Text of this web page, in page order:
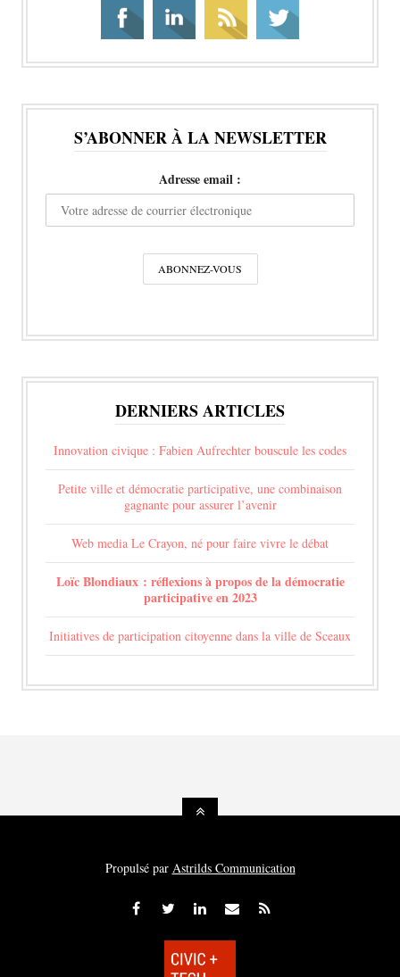
S’ABONNER À LA NEWSLETTER
Adresse email :
DERNIERS ARTICLES
Innovation civique : Fabien Aufrechter bouscule les codes
Petite ville et démocratie participative, une combinaison
gagnante pour assurer l’avenir
Web media Le Crayon, né pour faire vivre le débat
Loïc Blondiaux : réflexions à propos de la démocratie
participative en 2023
Initiatives de participation citoyenne dans la ville de Sceaux
Propulsé par Astrilds Communication